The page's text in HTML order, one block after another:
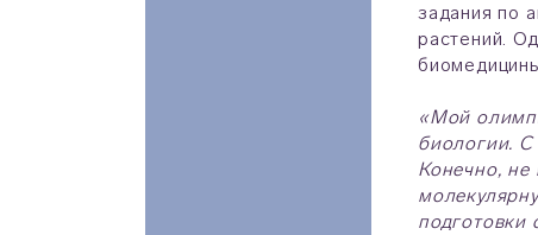
задания по
растений.
«Мой
биологии.
Конечно, не